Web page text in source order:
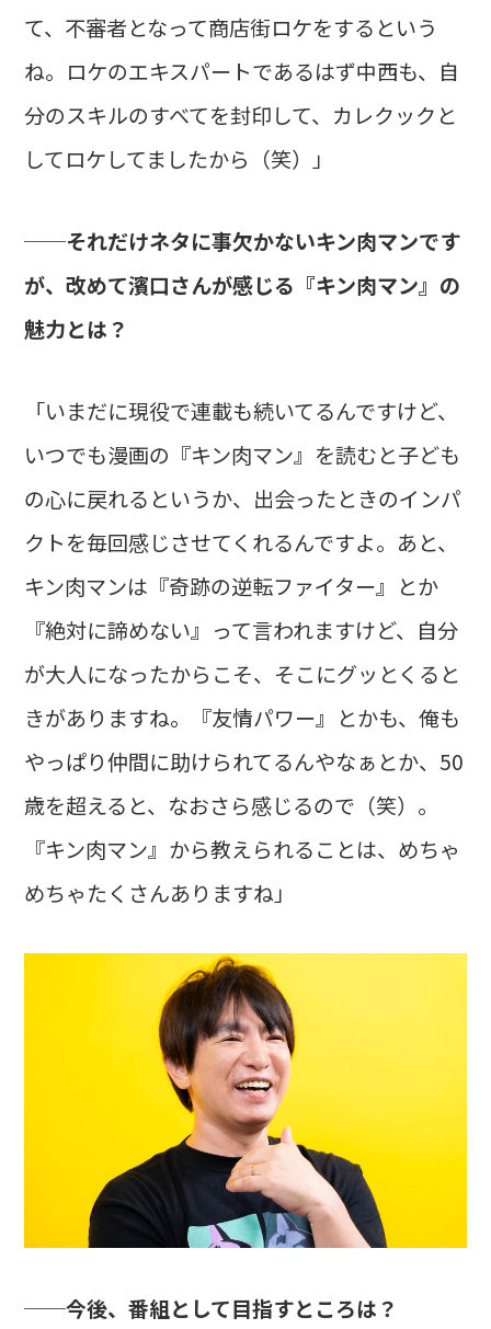
て、不審者となって商店街ロケをするという
ね。ロケのエキスパートであるはず中西も、自
分のスキルのすべてを封印して、カレクックと
してロケしてましたから（笑）」
──それだけネタに事欠かないキン肉マンです
が、改めて濱口さんが感じる『キン肉マン』の
魅力とは？
「いまだに現役で連載も続いてるんですけど、
いつでも漫画の『キン肉マン』を読むと子ども
の心に戻れるというか、出会ったときのインパ
クトを毎回感じさせてくれるんですよ。あと、
キン肉マンは『奇跡の逆転ファイター』とか
『絶対に諦めない』って言われますけど、自分
が大人になったからこそ、そこにグッとくると
きがありますね。『友情パワー』とかも、俺も
やっぱり仲間に助けられてるんやなぁとか、50
歳を超えると、なおさら感じるので（笑）。
『キン肉マン』から教えられることは、めちゃ
めちゃたくさんありますね」
──今後、番組として目指すところは？